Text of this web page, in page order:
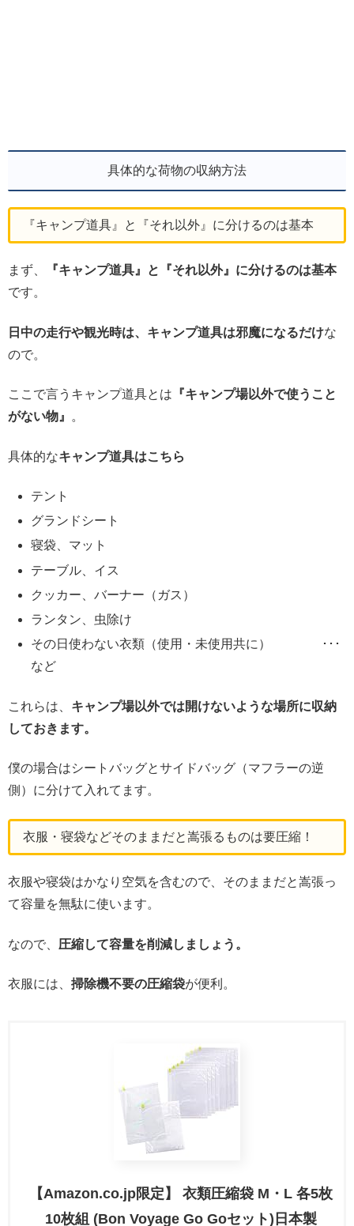
具体的な荷物の収納方法
『キャンプ道具』と『それ以外』に分けるのは基本
まず、
『キャンプ道具』と『それ以外』に分けるのは基本
です。
日中の走行や観光時は、キャンプ道具は邪魔になるだけな
ので。
ここで言うキャンプ道具とは 『キャンプ場以外で使うこと
がない物』
。
具体的なキャンプ道具はこちら
テント
グランドシート
寝袋、マット
テーブル、イス
クッカー、バーナー（ガス）
ランタン、虫除け
その日使わない衣類（使用・未使用共に） ･･･
など
これらは、 キャンプ場以外では開けないような場所に収納
しておきます。
僕の場合はシートバッグとサイドバッグ（マフラーの逆
側）に分けて入れてます。
衣服・寝袋などそのままだと嵩張るものは要圧縮！
衣服や寝袋はかなり空気を含むので、そのままだと嵩張っ
て容量を無駄に使います。
なので、 圧縮して容量を削減しましょう。
衣服には、 掃除機不要の圧縮袋が便利。
【Amazon.co.jp限定】 衣類圧縮袋 M・L 各5枚
10枚組 (Bon Voyage Go Goセット)日本製